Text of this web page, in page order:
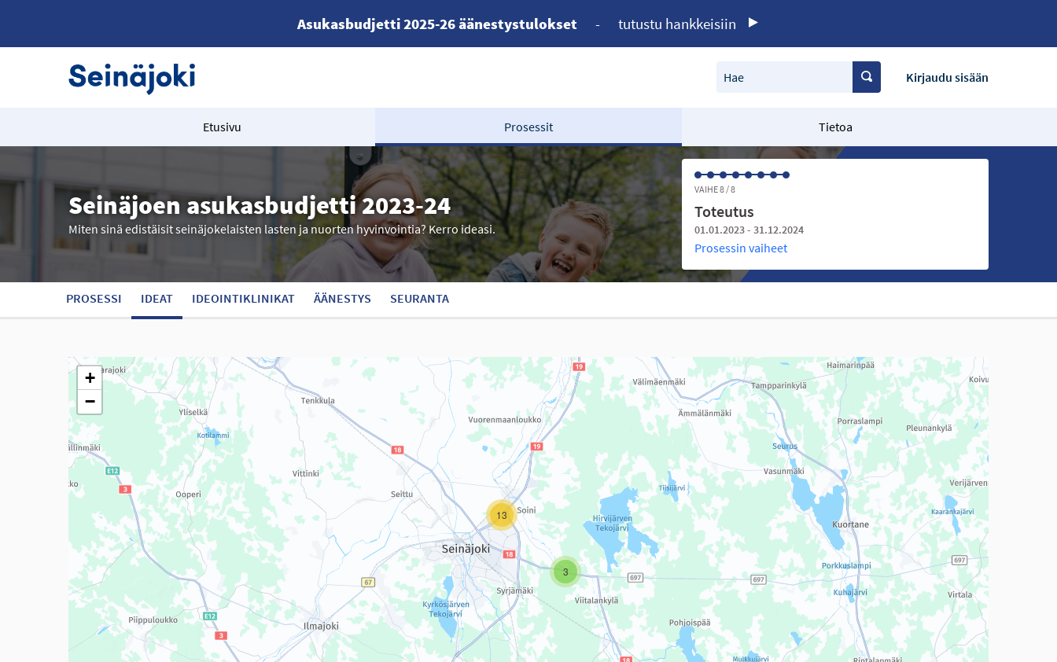
Asukasbudjetti 2025-26 äänestystulokset - tutustu hankkeisiin
Hae Kirjaudu sisään
Etusivu Prosessit Tietoa
Seinäjoen asukasbudjetti 2023-24
Miten sinä edistäisit seinäjokelaisten lasten ja nuorten hyvinvointia? Kerro ideasi.
VAIHE 8 / 8
Toteutus
01.01.2023 - 31.12.2024
Prosessin vaiheet
PROSESSI IDEAT IDEOINTIKLINIKAT ÄÄNESTYS SEURANTA
Seuraavassa elementissä on kartta, joka esittää tämän sivun tietueet karttapisteinä. Elementtiä voi käyttää ruudunlukijalla, mutta se voi olla vaikeaselkoinen.
3
13
+
−